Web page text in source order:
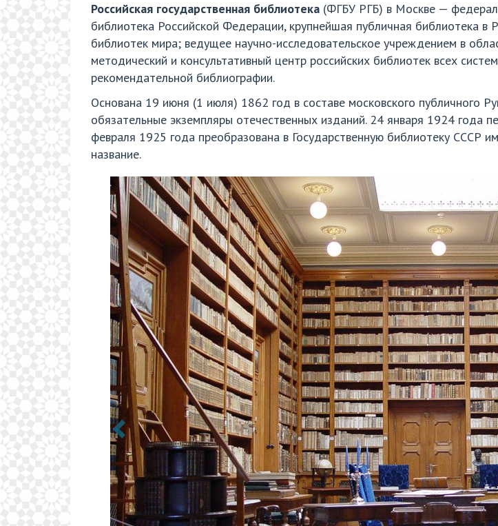
Российская государственная библиотека (ФГБУ РГБ) в Москве —
библиотека Российской Федерации, крупнейшая публичная библиотека в
библиотек мира; ведущее научно-исследовательское учреждением в
методический и консультативный центр российских библиотек всех
рекомендательной библиографии.
Основана 19 июня (1 июля) 1862 год в составе московского публичного
обязательные экземпляры отечественных изданий. 24 января 1924 года
февраля 1925 года преобразована в Государственную библиотеку СССР
название.